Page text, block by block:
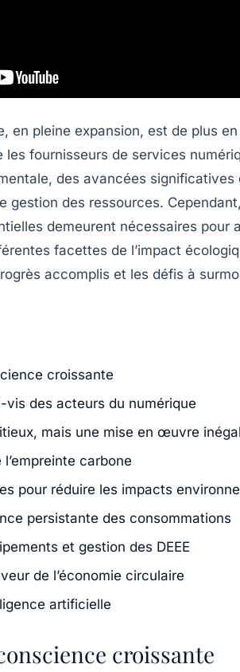
en pleine expansion, est de plus
les fournisseurs de services
des avancées
gestion des ressources.
demeurent nécessaires pour
facettes de l’impact
accomplis et les défis à
croissante
des acteurs du numérique
mais une mise en œuvre
carbone
pour réduire les impacts
persistante des consommations
et gestion des DEEE
de l’économie circulaire
artificielle
croissante